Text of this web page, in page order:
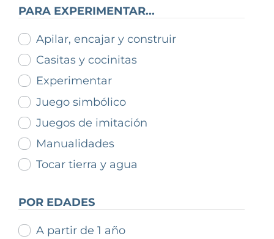
PARA EXPERIMENTAR...
Apilar, encajar y construir
Casitas y cocinitas
Experimentar
Juego simbólico
Juegos de imitación
Manualidades
Tocar tierra y agua
POR EDADES
A partir de 1 año